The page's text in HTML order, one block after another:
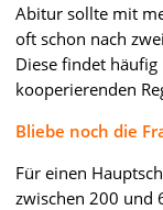
Abitur sollte mit
oft schon nach
Diese findet
kooperierenden
Bliebe noch die
Für einen
zwischen 200 und